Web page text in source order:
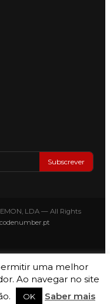
Subscrever
LDA — All Rights
codenumber.pt
uma melhor
Ao navegar no site
OK Saber mais